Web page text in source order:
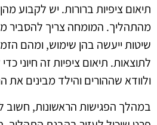
תיאום ציפיות ברורות. יש לקבוע
מהתהליך. המומחה צריך להסביר
שיטות ייעשה בהן שימוש, ומהם
לתוצאות. תיאום ציפיות זה חיוני
ולוודא שההורים והילד מבינים
במהלך הפגישות הראשונות, חשוב